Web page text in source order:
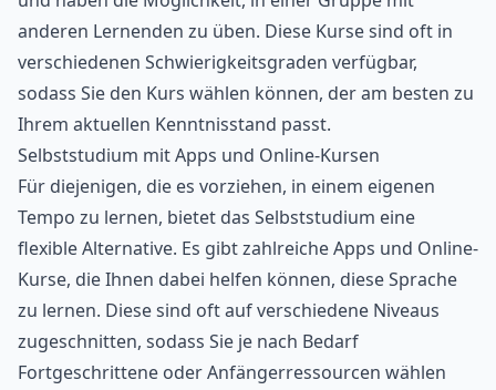
anderen Lernenden zu üben. Diese Kurse sind oft in
verschiedenen Schwierigkeitsgraden verfügbar,
sodass Sie den Kurs wählen können, der am besten zu
Ihrem aktuellen Kenntnisstand passt.
Selbststudium mit Apps und Online-Kursen
Für diejenigen, die es vorziehen, in einem eigenen
Tempo zu lernen, bietet das Selbststudium eine
flexible Alternative. Es gibt zahlreiche Apps und Online-
Kurse, die Ihnen dabei helfen können, diese Sprache
zu lernen. Diese sind oft auf verschiedene Niveaus
zugeschnitten, sodass Sie je nach Bedarf
Fortgeschrittene oder Anfängerressourcen wählen